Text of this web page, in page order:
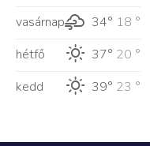
vasárnap
34° 18 °
hétfő
37° 20 °
kedd
39° 23 °